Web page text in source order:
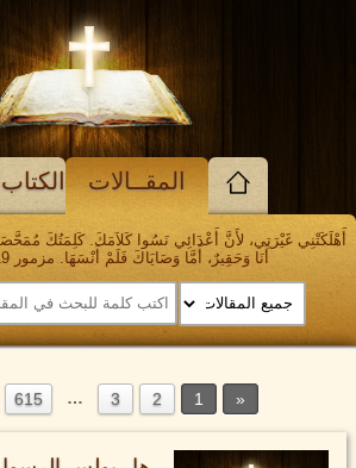
المقــالات
أَهْلَكَتْنِي غَيْرَتِي، لأَنَّ أَعْدَائِي نَسُوا كَلاَمَكَ. كَلِمَتُكَ
أَنَا وَحَقِيرٌ، أَمَّا وَصَايَاكَ فَلَمْ أَنْسَهَا. مزمور 119: 139 - 141
1
2
3
…
615